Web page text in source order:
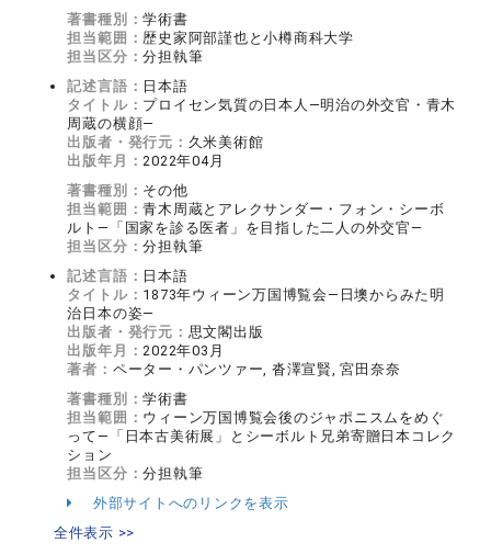
著書種別：学術書
担当範囲：歴史家阿部謹也と小樽商科大学
担当区分：分担執筆
記述言語： 日本語
タイトル： プロイセン気質の日本人―明治の外交官・青木
周蔵の横顔―
出版者・発行元： 久米美術館
出版年月：2022年04月
著書種別： その他
担当範囲：青木周蔵とアレクサンダー・フォン・シーボ
ルト―「国家を診る医者」を目指した二人の外交官―
担当区分：分担執筆
記述言語： 日本語
タイトル： 1873年ウィーン万国博覧会―日墺からみた明
治日本の姿―
出版者・発行元： 思文閣出版
出版年月：2022年03月
著者： ペーター・パンツァー, 沓澤宣賢, 宮田奈奈
著書種別：学術書
担当範囲： ウィーン万国博覧会後のジャポニスムをめぐ
って―「日本古美術展」とシーボルト兄弟寄贈日本コレク
ション
担当区分：分担執筆
外部サイトへのリンクを表示
全件表示 >>